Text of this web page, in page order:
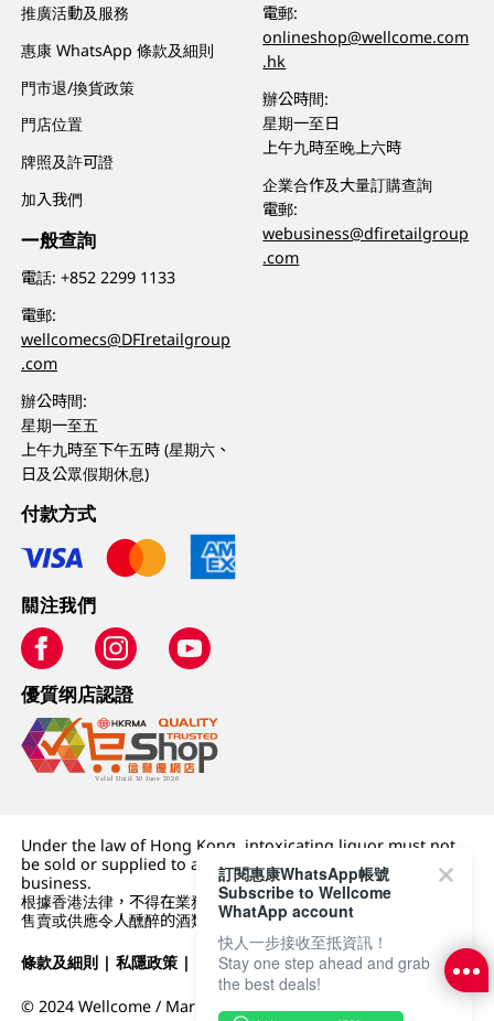
推廣活動及服務
惠康 WhatsApp 條款及細則
門市退/換貨政策
門店位置
牌照及許可證
加入我們
一般查詢
電話:+852 2299 1133
電郵:
wellcomecs@DFIretailgroup
.com
辦公時間:
星期一至五
上午九時至下午五時 (星期六、
日及公眾假期休息)
電郵:
onlineshop@wellcome.com
.hk
辦公時間:
星期一至日
上午九時至晚上六時
企業合作及大量訂購查詢
電郵:
webusiness@dfiretailgroup
.com
付款方式
關注我們
優質纲店認證
Under the law of Hong Kong, intoxicating liquor must not
be sold or supplied to a minor (under 18) in the course of
business.
根據香港法律，不得在業務過程中，向未成年人 (18 歲以下人士)
售賣或供應令人醺醉的酒類。
條款及細則 |私隱政策 | DFI零售集團
© 2024 Wellcome / Market Place. The Dairy Farm Company
訂閱惠康WhatsApp帳號
Subscribe to Wellcome
WhatApp account
快人一步接收至抵資訊！
Stay one step ahead and grab
the best deals!